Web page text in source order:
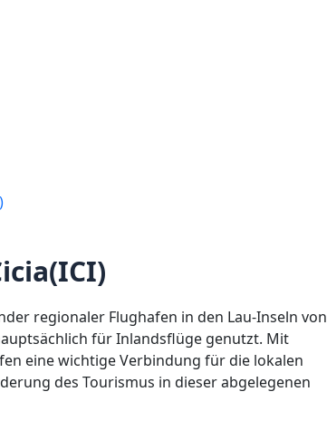
regionaler Flughafen in den Lau-Inseln von
für Inlandsflüge genutzt. Mit
eine wichtige Verbindung für die lokalen
des Tourismus in dieser abgelegenen